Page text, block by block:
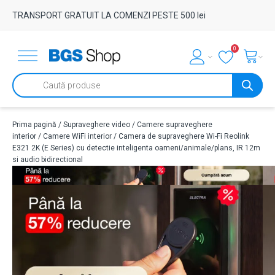
TRANSPORT GRATUIT LA COMENZI PESTE 500 lei
0
Products
search
Prima pagină / Supraveghere video / Camere supraveghere
interior / Camere WiFi interior / Camera de supraveghere Wi-Fi Reolink
E321 2K (E Series) cu detectie inteligenta oameni/animale/plans, IR 12m
si audio bidirectional